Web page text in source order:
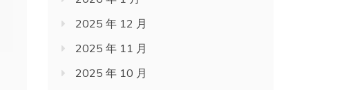
2025 年 12 月
2025 年 11 月
2025 年 10 月